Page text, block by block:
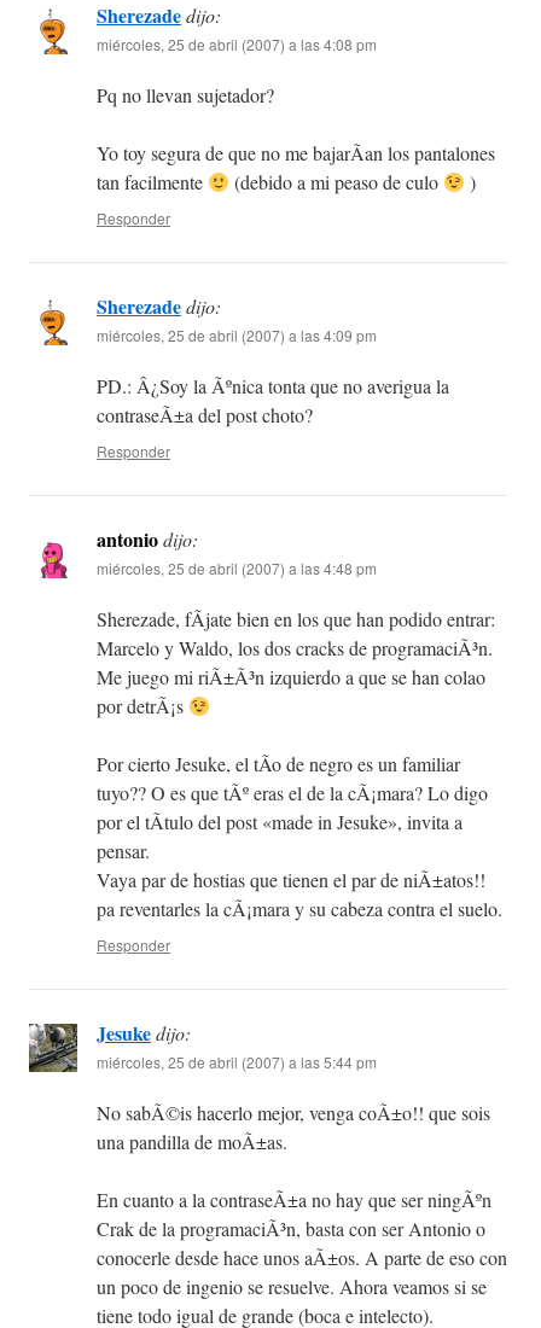
Sherezadedijo:
miércoles, 25 de abril (2007) a las 4:08 pm
Pq no llevan sujetador?
Yo toy segura de que no me bajarÃ­an los pantalones
tan facilmente
(debido a mi peaso de culo )
Responder
Sherezadedijo:
miércoles, 25 de abril (2007) a las 4:09 pm
PD.: Â¿Soy la Ãºnica tonta que no averigua la
contraseÃ±a del post choto?
Responder
antoniodijo:
miércoles, 25 de abril (2007) a las 4:48 pm
Sherezade, fÃ­jate bien en los que han podido entrar:
Marcelo y Waldo, los dos cracks de programaciÃ³n.
Me juego mi riÃ±Ã³n izquierdo a que se han colao
por detrÃ¡s
Por cierto Jesuke, el tÃ­o de negro es un familiar
tuyo?? O es que tÃº eras el de la cÃ¡mara? Lo digo
por el tÃ­tulo del post «made in Jesuke», invita a
pensar.
Vaya par de hostias que tienen el par de niÃ±atos!!
pa reventarles la cÃ¡mara y su cabeza contra el suelo.
Responder
Jesukedijo:
miércoles, 25 de abril (2007) a las 5:44 pm
No sabÃ©is hacerlo mejor, venga coÃ±o!! que sois
una pandilla de moÃ±as.
En cuanto a la contraseÃ±a no hay que ser ningÃºn
Crak de la programaciÃ³n, basta con ser Antonio o
conocerle desde hace unos aÃ±os. A parte de eso con
un poco de ingenio se resuelve. Ahora veamos si se
tiene todo igual de grande (boca e intelecto).